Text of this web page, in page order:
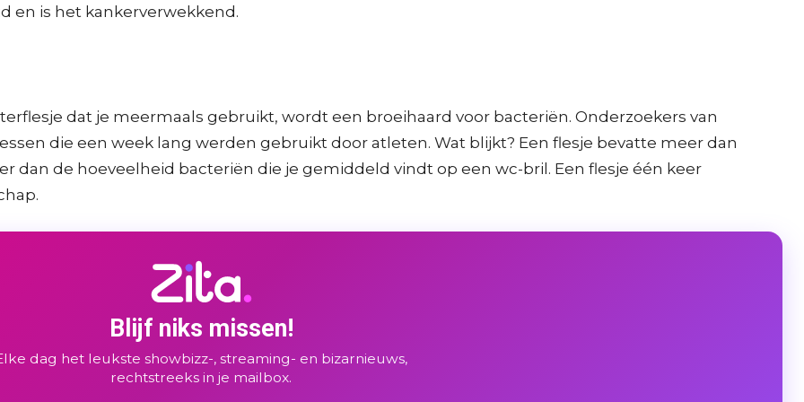
en is het kankerverwekkend.
dat je meermaals gebruikt, wordt een broeihaard voor bacteriën. Onderzoekers van
die een week lang werden gebruikt door atleten. Wat blijkt? Een flesje bevatte meer dan
dan de hoeveelheid bacteriën die je gemiddeld vindt op een wc-bril. Een flesje één keer
Blijf niks missen!
dag het leukste showbizz-, streaming- en bizarnieuws,
rechtstreeks in je mailbox.